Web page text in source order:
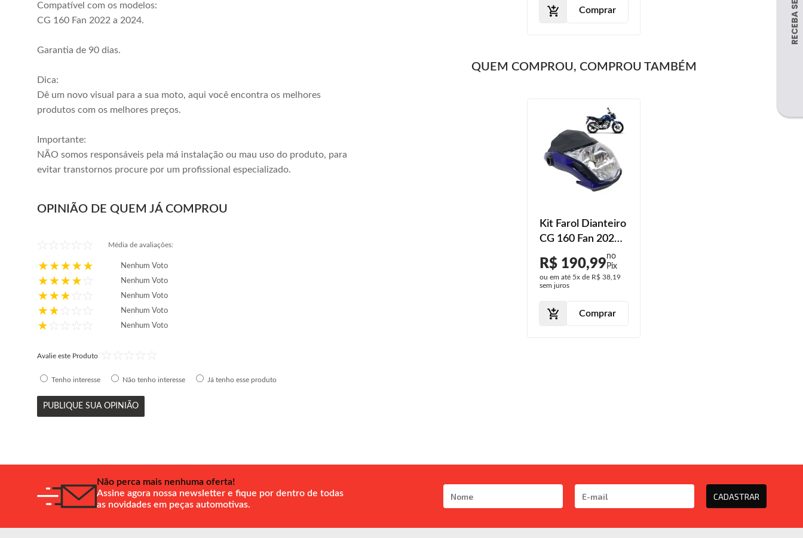
Compatível com os modelos:
CG 160 Fan 2022 a 2024.
Garantia de 90 dias.
Dica:
Dê um novo visual para a sua moto, aqui você encontra os melhores
produtos com os melhores preços.
Importante:
NÃO somos responsáveis pela má instalação ou mau uso do produto, para
evitar transtornos procure por um profissional especializado.
OPINIÃO DE QUEM JÁ COMPROU
Média de avaliações:
Nenhum Voto
Nenhum Voto
Nenhum Voto
Nenhum Voto
Nenhum Voto
Avalie este Produto
Tenho interesse Não tenho interesse Já tenho esse produto
PUBLIQUE SUA OPINIÃO
Comprar
QUEM COMPROU, COMPROU TAMBÉM
Kit Farol Dianteiro
CG 160 Fan 2022
Azul Caraiva
Perolizado
R$ 190,99
ou em até 5x de R$ 38,19
sem juros
Comprar
Não perca mais nenhuma oferta!
Assine agora nossa newsletter e fique por dentro de todas
as novidades em peças automotivas.
CADASTRAR